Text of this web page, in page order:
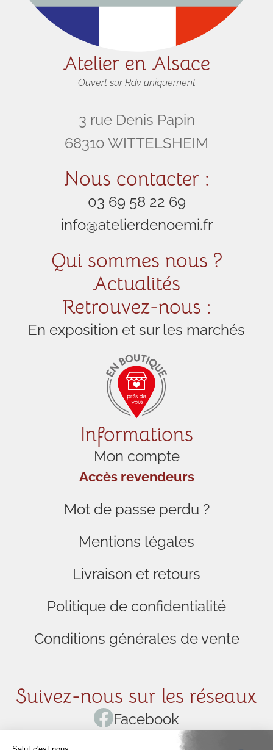
Atelier en Alsace
Ouvert sur Rdv uniquement
3 rue Denis Papin
68310 WITTELSHEIM
Nous contacter :
03 69 58 22 69
info@atelierdenoemi.fr
Qui sommes nous ?
Actualités
Retrouvez-nous :
En exposition et sur les marchés
Informations
Mon compte
Accès revendeurs
Mot de passe perdu ?
Mentions légales
Livraison et retours
Politique de confidentialité
Conditions générales de vente
Suivez-nous sur les réseaux
Facebook